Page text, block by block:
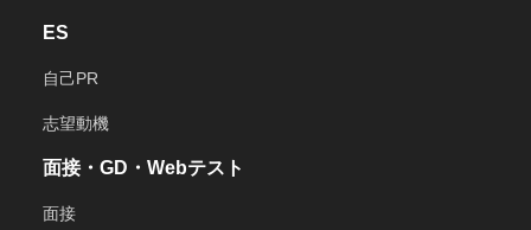
ES
自己PR
志望動機
面接・GD・Webテスト
面接